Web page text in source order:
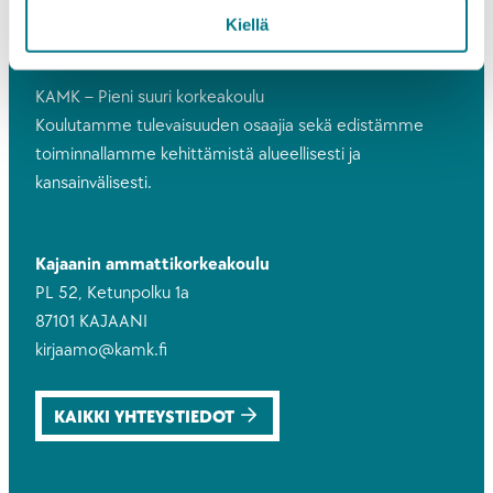
Kiellä
KAMK – Pieni suuri korkeakoulu
Koulutamme tulevaisuuden osaajia sekä edistämme
toiminnallamme kehittämistä alueellisesti ja
kansainvälisesti.
Kajaanin ammattikorkeakoulu
PL 52, Ketunpolku 1a
87101 KAJAANI
kirjaamo@kamk.fi
KAIKKI YHTEYSTIEDOT